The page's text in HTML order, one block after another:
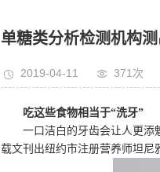
单糖类分析检测机构
2019-04-11 371次
吃这些食物相当于“洗牙”
一口洁白的牙齿会让人更添
载文刊出纽约市注册营养师坦尼